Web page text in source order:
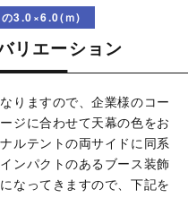
の3.0×6.0(ｍ)
リエーション
りますので、企業様のコー
ジに合わせて天幕の色をお
ルテントの両サイドに同系
ンパクトのあるブース装飾
なってきますので、下記を